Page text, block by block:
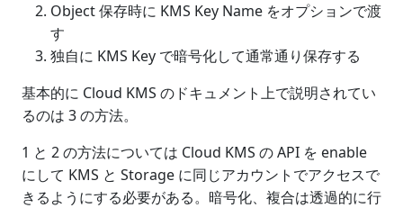
Object 保存時に KMS Key Name をオプションで渡
す
独自に KMS Key で暗号化して通常通り保存する
基本的に Cloud KMS のドキュメント上で説明されてい
るのは 3 の方法。
1 と 2 の方法については Cloud KMS の API を enable
にして KMS と Storage に同じアカウントでアクセスで
きるようにする必要がある。暗号化、複合は透過的に行